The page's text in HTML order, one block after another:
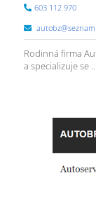
603 112 970
Rodinná firma
a specializuje se ...